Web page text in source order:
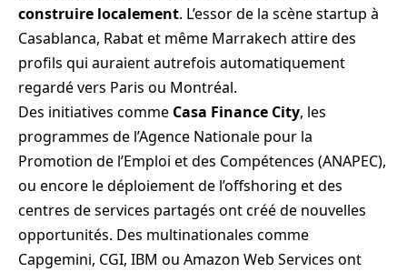
construire localement. L’essor de la scène startup à
Casablanca, Rabat et même Marrakech attire des
profils qui auraient autrefois automatiquement
regardé vers Paris ou Montréal.
Des initiatives comme Casa Finance City, les
programmes de l’Agence Nationale pour la
Promotion de l’Emploi et des Compétences (ANAPEC),
ou encore le déploiement de l’offshoring et des
centres de services partagés ont créé de nouvelles
opportunités. Des multinationales comme
Capgemini, CGI, IBM ou Amazon Web Services ont